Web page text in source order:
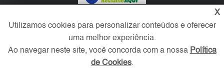
Redes Sociais
X
Utilizamos cookies para personalizar conteúdos e oferecer
uma melhor experiência.
Ao navegar neste site, você concorda com a nossa Política
de Cookies.